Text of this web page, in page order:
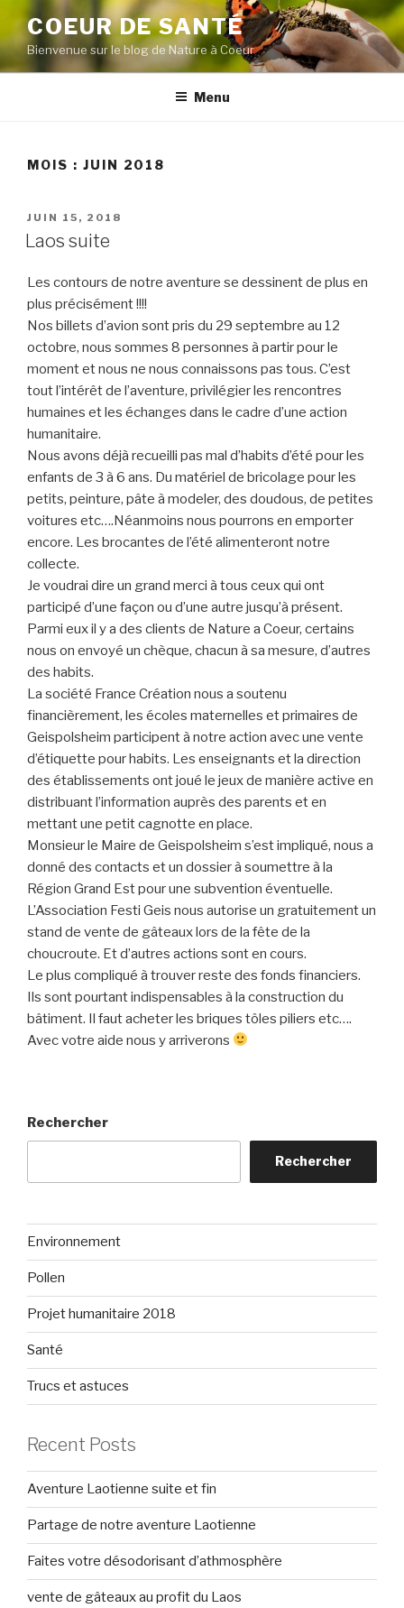
au
contenu
principal
COEUR DE SANTÉ
Bienvenue sur le blog de Nature à Coeur
Menu
MOIS : JUIN 2018
PUBLIÉ
LE
JUIN 15, 2018
Laos suite
Les contours de notre aventure se dessinent de plus en
plus précisément !!!!
Nos billets d’avion sont pris du 29 septembre au 12
octobre, nous sommes 8 personnes à partir pour le
moment et nous ne nous connaissons pas tous. C’est
tout l’intérêt de l’aventure, privilégier les rencontres
humaines et les échanges dans le cadre d’une action
humanitaire.
Nous avons déjà recueilli pas mal d’habits d’été pour les
enfants de 3 à 6 ans. Du matériel de bricolage pour les
petits, peinture, pâte à modeler, des doudous, de petites
voitures etc….Néanmoins nous pourrons en emporter
encore. Les brocantes de l’été alimenteront notre
collecte.
Je voudrai dire un grand merci à tous ceux qui ont
participé d’une façon ou d’une autre jusqu’à présent.
Parmi eux il y a des clients de Nature a Coeur, certains
nous on envoyé un chèque, chacun à sa mesure, d’autres
des habits.
La société France Création nous a soutenu
financièrement, les écoles maternelles et primaires de
Geispolsheim participent à notre action avec une vente
d’étiquette pour habits. Les enseignants et la direction
des établissements ont joué le jeux de manière active en
distribuant l’information auprès des parents et en
mettant une petit cagnotte en place.
Monsieur le Maire de Geispolsheim s’est impliqué, nous a
donné des contacts et un dossier à soumettre à la
Région Grand Est pour une subvention éventuelle.
L’Association Festi Geis nous autorise un gratuitement un
stand de vente de gâteaux lors de la fête de la
choucroute. Et d’autres actions sont en cours.
Le plus compliqué à trouver reste des fonds financiers.
Ils sont pourtant indispensables à la construction du
bâtiment. Il faut acheter les briques tôles piliers etc….
Avec votre aide nous y arriverons
Rechercher
Rechercher
Environnement
Pollen
Projet humanitaire 2018
Santé
Trucs et astuces
Recent Posts
Aventure Laotienne suite et fin
Partage de notre aventure Laotienne
Faites votre désodorisant d’athmosphère
vente de gâteaux au profit du Laos